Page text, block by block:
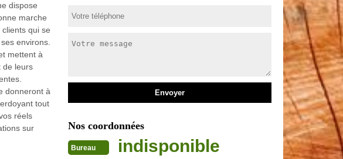
dispose
marche
qui se
environs.
mettent à
de leurs
donneront à
tout
réels
sur
Nos coordonnées
Bureau indisponible